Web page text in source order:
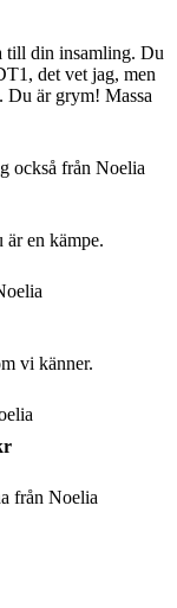
till din insamling. Du
det vet jag, men
Du är grym! Massa
också från Noelia
är en kämpe.
vi känner.
från Noelia